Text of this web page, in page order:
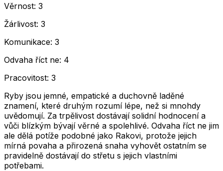
Věrnost: 3
Žárlivost: 3
Komunikace: 3
Odvaha říct ne: 4
Pracovitost: 3
Ryby jsou jemné, empatické a duchovně laděné
znamení, které druhým rozumí lépe, než si mnohdy
uvědomují. Za trpělivost dostávají solidní hodnocení a
vůči blízkým bývají věrné a spolehlivé. Odvaha říct ne jim
ale dělá potíže podobné jako Rakovi, protože jejich
mírná povaha a přirozená snaha vyhovět ostatním se
pravidelně dostávají do střetu s jejich vlastními
potřebami.